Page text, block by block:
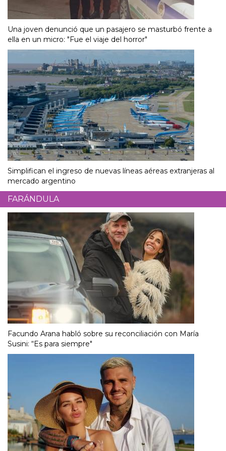
Una joven denunció que un pasajero se masturbó frente a
ella en un micro: "Fue el viaje del horror"
Simplifican el ingreso de nuevas líneas aéreas extranjeras al
mercado argentino
FARÁNDULA
Facundo Arana habló sobre su reconciliación con María
Susini: “Es para siempre"